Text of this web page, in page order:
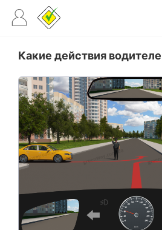
Какие действия